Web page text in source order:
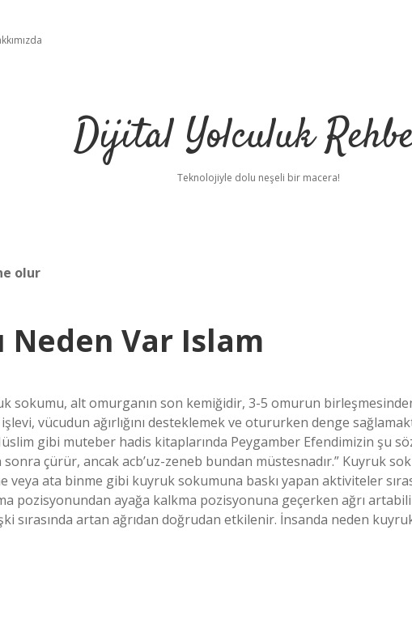
Dijital Yolculuk
Teknolojiyle dolu neşeli bir macera!
olur
Var Islam
sokumu, alt omurganın son kemiğidir, 3-5 omurun
vücudun ağırlığını desteklemek ve otururken denge
gibi muteber hadis kitaplarında Peygamber Efendimizin şu
çürür, ancak acb’uz-zeneb bundan müstesnadır.” Kuyruk
veya ata binme gibi kuyruk sokumuna baskı yapan aktiviteler
pozisyonundan ayağa kalkma pozisyonuna geçerken ağrı
sırasında artan ağrıdan doğrudan etkilenir. İnsanda neden